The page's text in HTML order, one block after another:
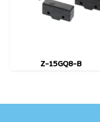
Z-15GQ8-B